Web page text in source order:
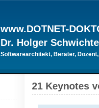
www.DOTNET-
Dr. Holger
Softwarearchitekt, Berater,
21 Keynotes